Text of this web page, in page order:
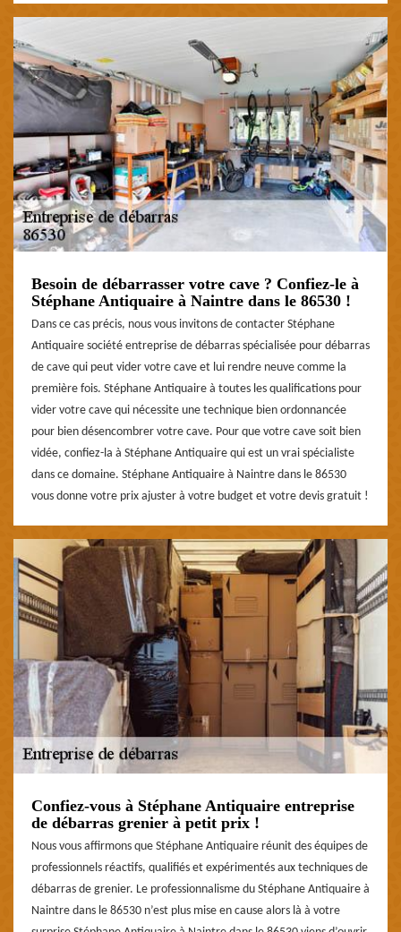
Besoin de débarrasser votre cave ? Confiez-le à
Stéphane Antiquaire à Naintre dans le 86530 !
Dans ce cas précis, nous vous invitons de contacter Stéphane
Antiquaire société entreprise de débarras spécialisée pour débarras
de cave qui peut vider votre cave et lui rendre neuve comme la
première fois. Stéphane Antiquaire à toutes les qualifications pour
vider votre cave qui nécessite une technique bien ordonnancée
pour bien désencombrer votre cave. Pour que votre cave soit bien
vidée, confiez-la à Stéphane Antiquaire qui est un vrai spécialiste
dans ce domaine. Stéphane Antiquaire à Naintre dans le 86530
vous donne votre prix ajuster à votre budget et votre devis gratuit !
Confiez-vous à Stéphane Antiquaire entreprise
de débarras grenier à petit prix !
Nous vous affirmons que Stéphane Antiquaire réunit des équipes de
professionnels réactifs, qualifiés et expérimentés aux techniques de
débarras de grenier. Le professionnalisme du Stéphane Antiquaire à
Naintre dans le 86530 n’est plus mise en cause alors là à votre